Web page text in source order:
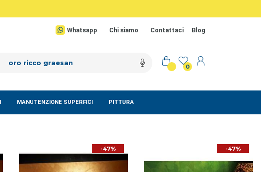
Whatsapp Chi siamo Contattaci Blog
0
MANUTENZIONE SUPERFICI PITTURA
-47% -47%